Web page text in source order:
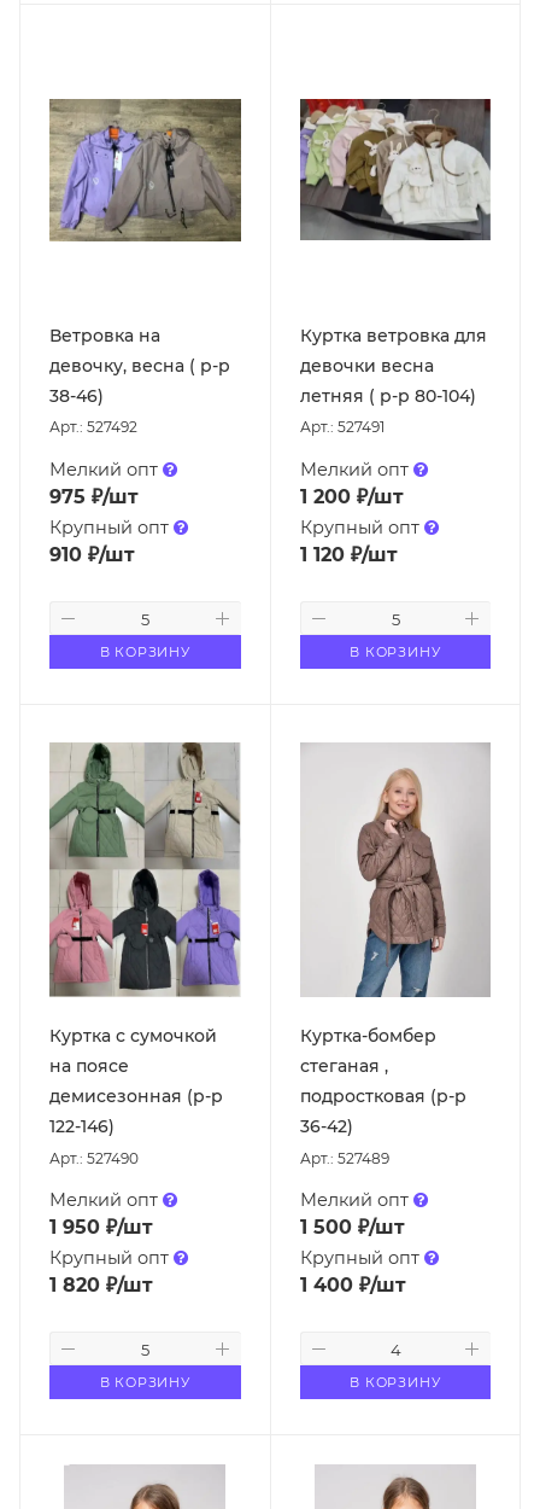
Ветровка на
девочку, весна ( р-р
38-46)
Арт.: 527492
Мелкий опт
975 ₽/шт
Крупный опт
910 ₽/шт
В КОРЗИНУ
Куртка ветровка для
девочки весна
летняя ( р-р 80-104)
Арт.: 527491
Мелкий опт
1 200₽/шт
Крупный опт
1 120₽/шт
В КОРЗИНУ
Куртка с сумочкой
на поясе
демисезонная (р-р
122-146)
Арт.: 527490
Мелкий опт
1 950 ₽/шт
Крупный опт
1 820 ₽/шт
В КОРЗИНУ
Куртка-бомбер
стеганая ,
подростковая (р-р
36-42)
Арт.: 527489
Мелкий опт
1 500₽/шт
Крупный опт
1 400₽/шт
В КОРЗИНУ